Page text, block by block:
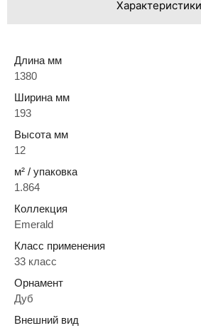
Характеристики
Длина мм
1380
Ширина мм
193
Высота мм
12
м² / упаковка
1.864
Коллекция
Emerald
Класс применения
33 класс
Орнамент
Дуб
Внешний вид